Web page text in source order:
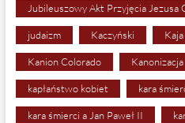
Jubileuszowy Akt Przyjęcia Jezusa
judaizm Kaczyński
Kanion Colorado Kanonizacja
kapłaństwo kobiet kara
kara śmierci a Jan Paweł II